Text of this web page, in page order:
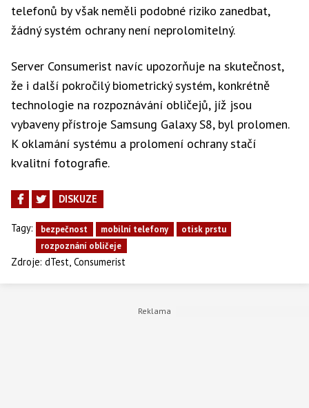
telefonů by však neměli podobné riziko zanedbat,
žádný systém ochrany není neprolomitelný.
Server Consumerist navíc upozorňuje na skutečnost,
že i další pokročilý biometrický systém, konkrétně
technologie na rozpoznávání obličejů, jíž jsou
vybaveny přístroje Samsung Galaxy S8, byl prolomen.
K oklamání systému a prolomení ochrany stačí
kvalitní fotografie.
DISKUZE
Tagy: bezpečnost mobilní telefony
otisk prstu
rozpoznání obličeje
Zdroje: dTest, Consumerist